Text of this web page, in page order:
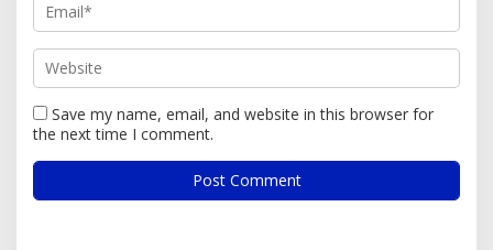
Save my name, email, and website in this browser for
the next time I comment.